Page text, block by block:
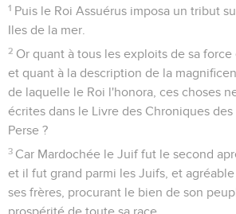
1 Puis le Roi Assuérus imposa un tribut
Iles de la mer.
2 Or quant à tous les exploits de sa force
et quant à la description de la
de laquelle le Roi l'honora, ces choses
écrites dans le Livre des Chroniques
Perse ?
3 Car Mardochée le Juif fut le second
et il fut grand parmi les Juifs, et
ses frères, procurant le bien de son
prospérité de toute sa race.